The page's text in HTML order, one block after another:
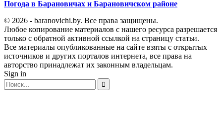
Погода в Барановичах и Барановичском районе
© 2026 - baranovichi.by. Все права защищены.
Любое копирование материалов с нашего ресурса разрешается
только с обратной активной ссылкой на страницу статьи.
Все материалы опубликованные на сайте взяты с открытых
источников и других порталов интернета, все права на
авторство принадлежат их законным владельцам.
Sign in